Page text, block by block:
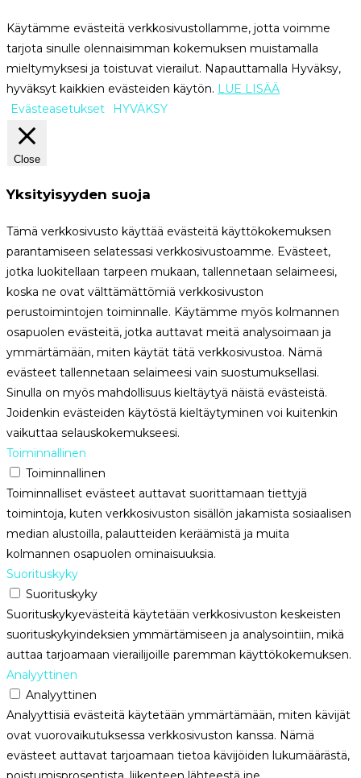
Käytämme evästeitä verkkosivustollamme, jotta voimme
tarjota sinulle olennaisimman kokemuksen muistamalla
mieltymyksesi ja toistuvat vierailut. Napauttamalla Hyväksy,
hyväksyt kaikkien evästeiden käytön. LUE LISÄÄ
Evästeasetukset
HYVÄKSY
Close
Yksityisyyden suoja
Tämä verkkosivusto käyttää evästeitä käyttökokemuksen
parantamiseen selatessasi verkkosivustoamme. Evästeet,
jotka luokitellaan tarpeen mukaan, tallennetaan selaimeesi,
koska ne ovat välttämättömiä verkkosivuston
perustoimintojen toiminnalle. Käytämme myös kolmannen
osapuolen evästeitä, jotka auttavat meitä analysoimaan ja
ymmärtämään, miten käytät tätä verkkosivustoa. Nämä
evästeet tallennetaan selaimeesi vain suostumuksellasi.
Sinulla on myös mahdollisuus kieltäytyä näistä evästeistä.
Joidenkin evästeiden käytöstä kieltäytyminen voi kuitenkin
vaikuttaa selauskokemukseesi.
Toiminnallinen
Toiminnallinen
Toiminnalliset evästeet auttavat suorittamaan tiettyjä
toimintoja, kuten verkkosivuston sisällön jakamista sosiaalisen
median alustoilla, palautteiden keräämistä ja muita
kolmannen osapuolen ominaisuuksia.
Suorituskyky
Suorituskyky
Suorituskykyevästeitä käytetään verkkosivuston keskeisten
suorituskykyindeksien ymmärtämiseen ja analysointiin, mikä
auttaa tarjoamaan vierailijoille paremman käyttökokemuksen.
Analyyttinen
Analyyttinen
Analyyttisiä evästeitä käytetään ymmärtämään, miten kävijät
ovat vuorovaikutuksessa verkkosivuston kanssa. Nämä
evästeet auttavat tarjoamaan tietoa kävijöiden lukumäärästä,